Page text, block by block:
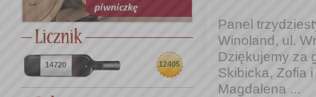
14720 12405
Panel
Winoland, ul.
Dziękujemy za
Skibicka, Zofia
Magdalena ...